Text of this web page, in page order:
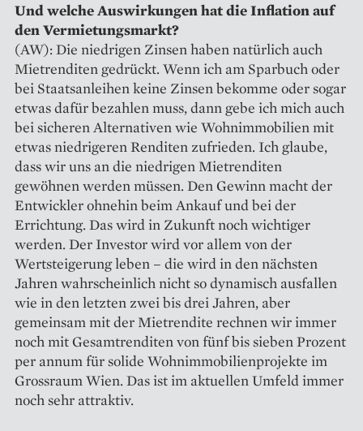
Und welche Auswirkungen hat die Inflation auf
den Vermietungsmarkt?
(AW): Die niedrigen Zinsen haben natürlich auch
Mietrenditen gedrückt. Wenn ich am Sparbuch oder
bei Staatsanleihen keine Zinsen bekomme oder sogar
etwas dafür bezahlen muss, dann gebe ich mich auch
bei sicheren Alternativen wie Wohnimmobilien mit
etwas niedrigeren Renditen zufrieden. Ich glaube,
dass wir uns an die niedrigen Mietrenditen
gewöhnen werden müssen. Den Gewinn macht der
Entwickler ohnehin beim Ankauf und bei der
Errichtung. Das wird in Zukunft noch wichtiger
werden. Der Investor wird vor allem von der
Wertsteigerung leben – die wird in den nächsten
Jahren wahrscheinlich nicht so dynamisch ausfallen
wie in den letzten zwei bis drei Jahren, aber
gemeinsam mit der Mietrendite rechnen wir immer
noch mit Gesamtrenditen von fünf bis sieben Prozent
per annum für solide Wohnimmobilienprojekte im
Grossraum Wien. Das ist im aktuellen Umfeld immer
noch sehr attraktiv.